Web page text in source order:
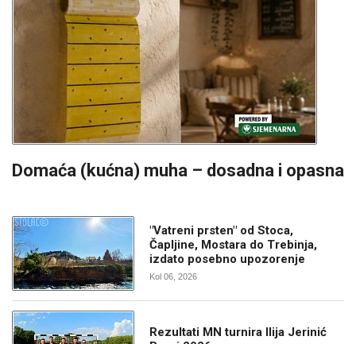
Domaća (kućna) muha – dosadna i opasna
"Vatreni prsten" od Stoca,
Čapljine, Mostara do Trebinja,
izdato posebno upozorenje
Kol 06, 2026
Rezultati MN turnira Ilija Jerinić